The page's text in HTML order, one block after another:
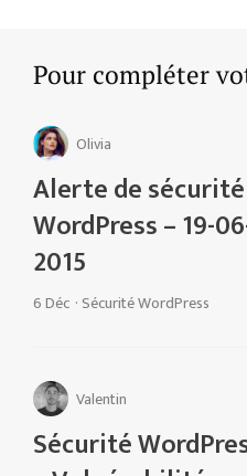
Pour compléter
Olivia
Alerte de sécurité
WordPress – 19-
2015
6 Déc · Sécurité WordPress
Valentin
Sécurité